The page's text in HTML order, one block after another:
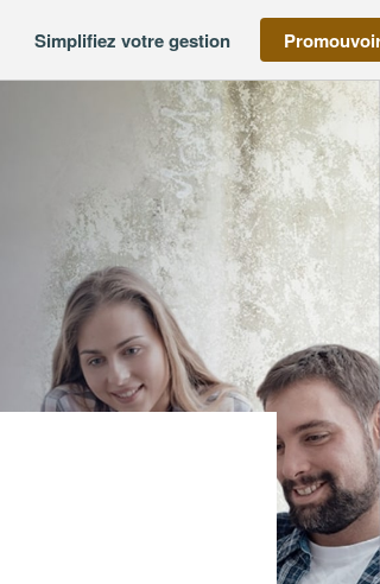
Simplifiez votre gestion